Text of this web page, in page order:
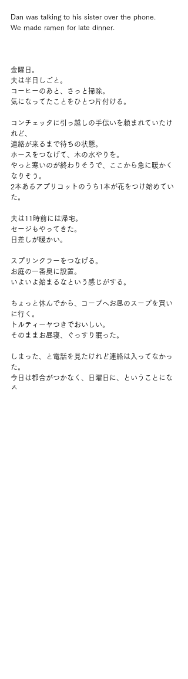
Dan was talking to his sister over the phone.
We made ramen for late dinner.
金曜日。
夫は半日しごと。
コーヒーのあと、さっと掃除。
気になってたことをひとつ片付ける。
コンチェッタに引っ越しの手伝いを頼まれていたけ
れど、
連絡が来るまで待ちの状態。
ホースをつなげて、木の水やりを。
やっと寒いのが終わりそうで、ここから急に暖かく
なりそう。
2本あるアプリコットのうち1本が花をつけ始めてい
た。
夫は11時前には帰宅。
セージもやってきた。
日差しが暖かい。
スプリンクラーをつなげる。
お庭の一番奥に設置。
いよいよ始まるなという感じがする。
ちょっと休んでから、コープへお昼のスープを買い
に行く。
トルティーヤつきでおいしい。
そのままお昼寝、ぐっすり眠った。
しまった、と電話を見たけれど連絡は入ってなかっ
た。
今日は都合がつかなく、日曜日に、ということにな
る。